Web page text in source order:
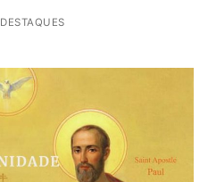
DESTAQUES